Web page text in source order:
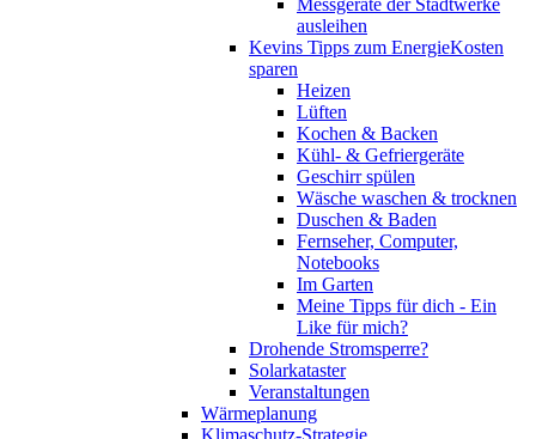
Messgeräte der Stadtwerke
ausleihen
Kevins Tipps zum EnergieKosten
sparen
Heizen
Lüften
Kochen & Backen
Kühl- & Gefriergeräte
Geschirr spülen
Wäsche waschen & trocknen
Duschen & Baden
Fernseher, Computer,
Notebooks
Im Garten
Meine Tipps für dich - Ein
Like für mich?
Drohende Stromsperre?
Solarkataster
Veranstaltungen
Wärmeplanung
Klimaschutz-Strategie